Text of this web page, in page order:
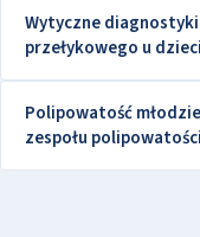
Wytyczne
przełykowego u
Polipowatość
zespołu